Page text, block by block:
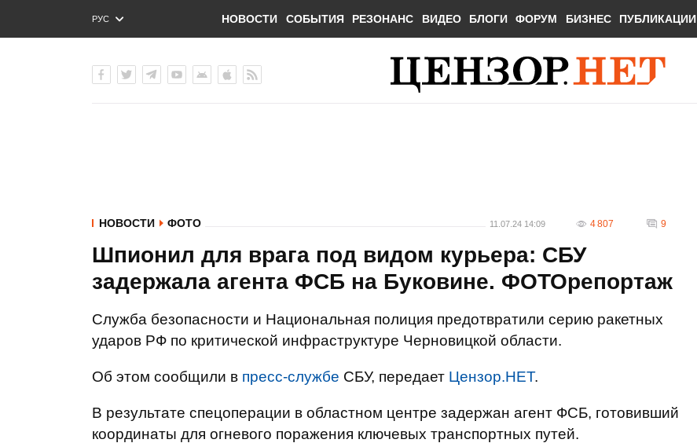
РУС
ENG
НОВОСТИ СОБЫТИЯ РЕЗОНАНС ВИДЕО БЛОГИ ФОРУМ БИЗНЕС ПУБЛИКАЦИИ
НОВОСТИ ФОТО 11.07.24 14:09 4 807 9
Шпионил для врага под видом курьера: СБУ
задержала агента ФСБ на Буковине. ФОТОрепортаж
Служба безопасности и Национальная полиция предотвратили серию ракетных
ударов РФ по критической инфраструктуре Черновицкой области.
Об этом сообщили в пресс-службе СБУ, передает Цензор.НЕТ.
В результате спецоперации в областном центре задержан агент ФСБ, готовивший
координаты для огневого поражения ключевых транспортных путей.